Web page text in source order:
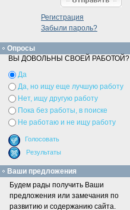
Регистрация
Забыли пароль?
Опросы
ВЫ ДОВОЛЬНЫ СВОЕЙ РАБОТОЙ?
Да
Да, но ищу еще лучшую работу
Нет, ищу другую работу
Пока без работы, в поиске
Не работаю и не ищу работу
Ваши предложения
Будем рады получить Ваши
предложения или замечания по
развитию и содержанию сайта.